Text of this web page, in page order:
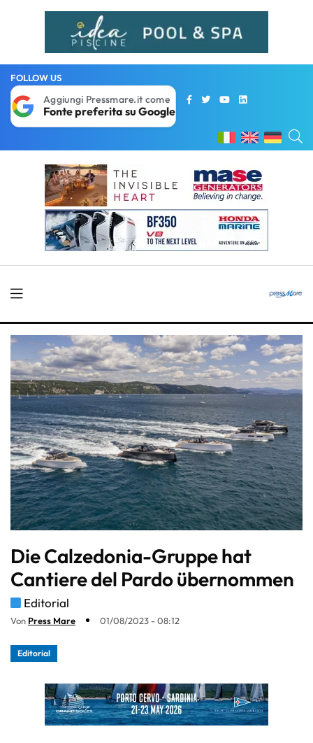
FOLLOW US
Aggiungi Pressmare.it come
Fonte preferita su Google
Die Calzedonia-Gruppe hat
Cantiere del Pardo übernommen
Editorial
Von Press Mare 01/08/2023 - 08:12
Editorial